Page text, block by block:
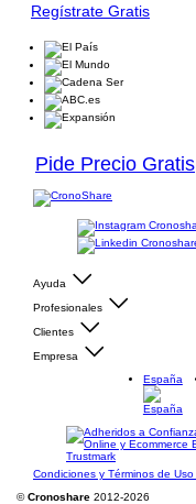
Regístrate Gratis
Pide Precio Gratis
Ayuda
Profesionales
Clientes
Empresa
España
Condiciones y Términos de Uso
©Cronoshare 2012-2026